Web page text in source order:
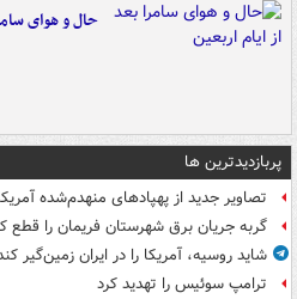
حال و هوای
پربازدیدترین ها
تصاویر جدید از پهپادهای منهدم‌شده
گربه جریان برق شهرستان فریمان را قطع
شاید روسیه، آمریکا را در ایران زمین‌گیر
ترامپ سوئیس را تهدید کرد